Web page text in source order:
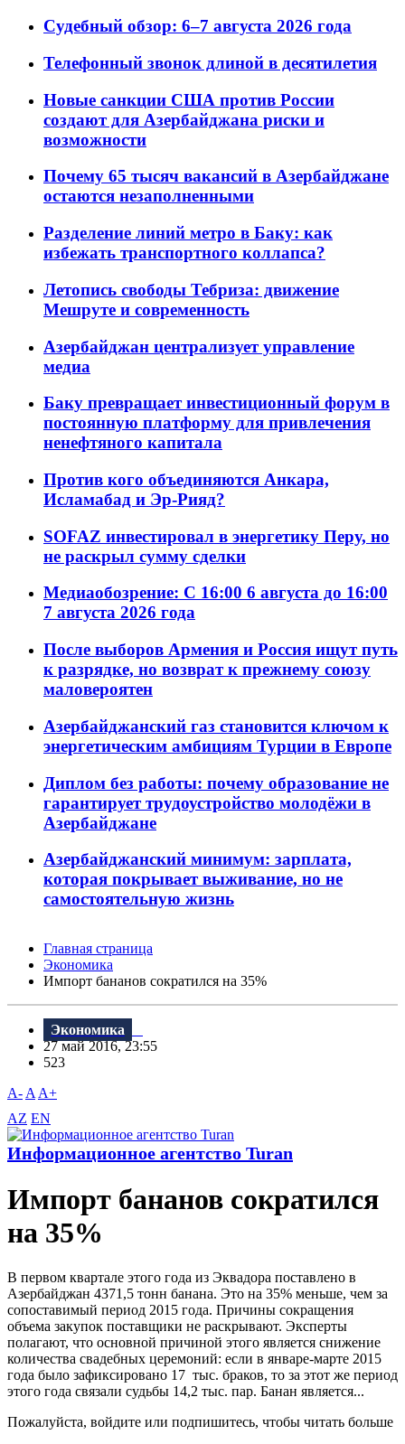
Судебный обзор: 6–7 августа 2026 года
Телефонный звонок длиной в десятилетия
Новые санкции США против России
создают для Азербайджана риски и
возможности
Почему 65 тысяч вакансий в Азербайджане
остаются незаполненными
Разделение линий метро в Баку: как
избежать транспортного коллапса?
Летопись свободы Тебриза: движение
Мешруте и современность
Азербайджан централизует управление
медиа
Баку превращает инвестиционный форум в
постоянную платформу для привлечения
ненефтяного капитала
Против кого объединяются Анкара,
Исламабад и Эр-Рияд?
SOFAZ инвестировал в энергетику Перу, но
не раскрыл сумму сделки
Медиаобозрение: С 16:00 6 августа до 16:00
7 августа 2026 года
После выборов Армения и Россия ищут путь
к разрядке, но возврат к прежнему союзу
маловероятен
Азербайджанский газ становится ключом к
энергетическим амбициям Турции в Европе
Диплом без работы: почему образование не
гарантирует трудоустройство молодёжи в
Азербайджане
Азербайджанский минимум: зарплата,
которая покрывает выживание, но не
самостоятельную жизнь
Главная страница
Экономика
Импорт бананов сократился на 35%
Экономика
27 май 2016, 23:55
523
A- A A+
AZ EN
Информационное агентство Turan
Импорт бананов сократился
на 35%
В первом квартале этого года из Эквадора поставлено в
Азербайджан 4371,5 тонн банана. Это на 35% меньше, чем за
сопоставимый период 2015 года. Причины сокращения
объема закупок поставщики не раскрывают. Эксперты
полагают, что основной причиной этого является снижение
количества свадебных церемоний: если в январе-марте 2015
года было зафиксировано 17 тыс. браков, то за этот же период
этого года связали судьбы 14,2 тыс. пар. Банан является...
Пожалуйста, войдите или подпишитесь, чтобы читать больше